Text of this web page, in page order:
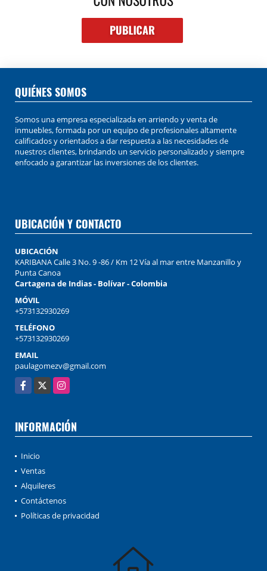
QUIÉNES SOMOS
Somos una empresa especializada en arriendo y venta de
inmuebles, formada por un equipo de profesionales altamente
calificados y orientados a dar respuesta a las necesidades de
nuestros clientes, brindando un servicio personalizado y siempre
enfocado a garantizar las inversiones de los clientes.
UBICACIÓN Y CONTACTO
UBICACIÓN
KARIBANA Calle 3 No. 9 -86 / Km 12 Vía al mar entre Manzanillo y
Punta Canoa
Cartagena de Indias - Bolívar - Colombia
MÓVIL
+573132930269
TELÉFONO
+573132930269
EMAIL
paulagomezv@gmail.com
Facebook
X Instagram
INFORMACIÓN
Inicio
Ventas
Alquileres
Contáctenos
Políticas de privacidad